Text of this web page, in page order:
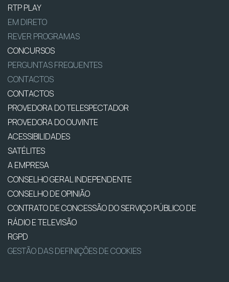
RTP PLAY
EM DIRETO
REVER PROGRAMAS
CONCURSOS
PERGUNTAS FREQUENTES
CONTACTOS
CONTACTOS
PROVEDORA DO TELESPECTADOR
PROVEDORA DO OUVINTE
ACESSIBILIDADES
SATÉLITES
A EMPRESA
CONSELHO GERAL INDEPENDENTE
CONSELHO DE OPINIÃO
CONTRATO DE CONCESSÃO DO SERVIÇO PÚBLICO DE
RÁDIO E TELEVISÃO
RGPD
GESTÃO DAS DEFINIÇÕES DE COOKIES